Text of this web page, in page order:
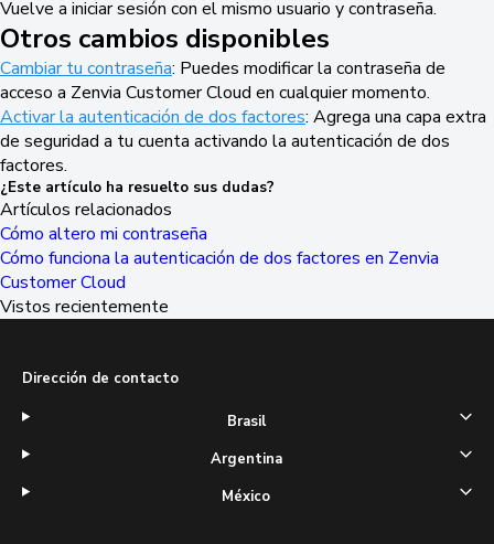
Vuelve a iniciar sesión con el mismo usuario y contraseña.
Otros cambios disponibles
Cambiar tu contraseña: Puedes modificar la contraseña de
acceso a Zenvia Customer Cloud en cualquier momento.
Activar la autenticación de dos factores: Agrega una capa extra
de seguridad a tu cuenta activando la autenticación de dos
factores.
¿Este artículo ha resuelto sus dudas?
Artículos relacionados
Cómo altero mi contraseña
Cómo funciona la autenticación de dos factores en Zenvia
Customer Cloud
Vistos recientemente
Dirección de contacto
Brasil
Argentina
México